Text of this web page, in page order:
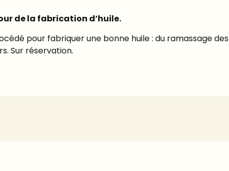
de la fabrication d’huile.
pour fabriquer une bonne huile : du ramassage des
Sur réservation.